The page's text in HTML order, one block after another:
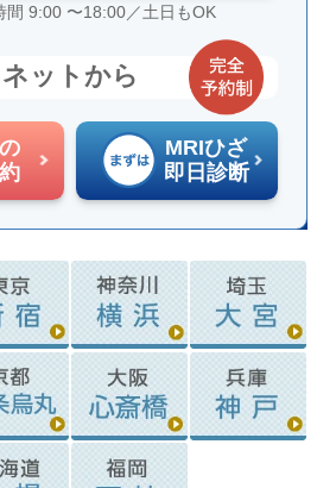
間 9:00 〜18:00／土日もOK
ネットから
MRIひざ
即日診断